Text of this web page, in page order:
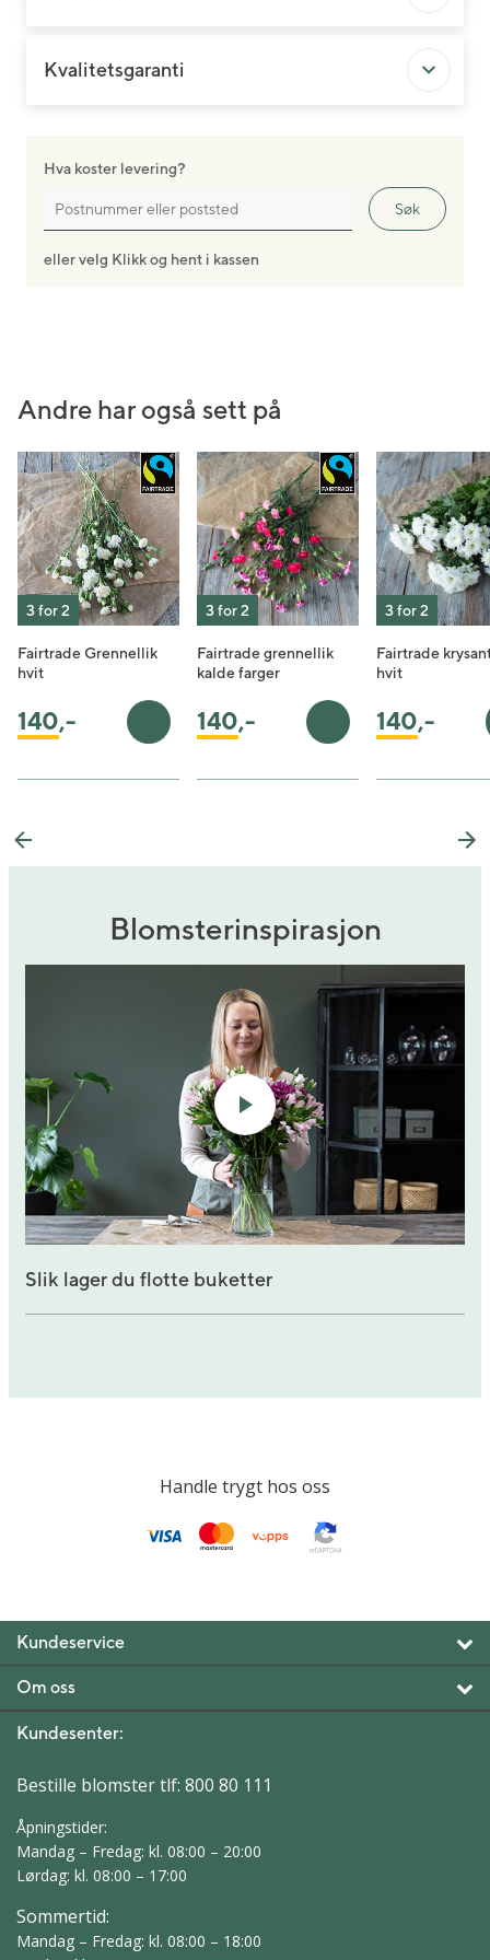
Kvalitetsgaranti
Hva koster levering?
Søk
eller velg Klikk og hent i kassen
Andre har også sett på
3 for 2
Fairtrade Grennellik
hvit
140,- Legg i handlekurv
3 for 2
Fairtrade grennellik
kalde farger
140,- Legg i handlekurv
3 for 2
Fairtrade
hvit
140,-
Previous
Blomsterinspirasjon
Slik lager du flotte buketter
Handle trygt hos oss
Kundeservice
Om oss
Kundesenter:
Bestille blomster tlf: 800 80 111
Åpningstider:
Mandag – Fredag: kl. 08:00 – 20:00
Lørdag: kl. 08:00 – 17:00
Sommertid:
Mandag – Fredag: kl. 08:00 – 18:00